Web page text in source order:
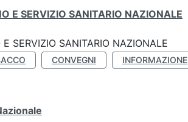
E SERVIZIO SANITARIO NAZIONALE
SERVIZIO SANITARIO NAZIONALE
CONVEGNI
INFORMAZIONE